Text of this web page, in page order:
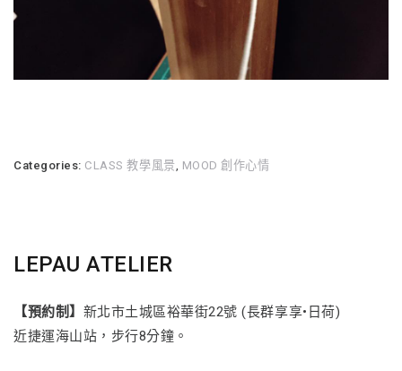
Categories: CLASS 教學風景, MOOD 創作心情
LEPAU ATELIER
【預約制】 新北市土城區裕華街22號 (長群享享•日荷)
近捷運海山站，步行8分鐘。